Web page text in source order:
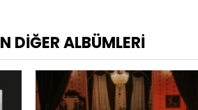
DIĞER ALBÜMLERI